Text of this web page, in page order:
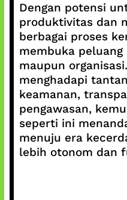
Dengan potensi
produktivitas dan
berbagai proses
membuka
maupun
menghadapi
keamanan,
pengawasan,
seperti ini
menuju era
lebih otonom dan